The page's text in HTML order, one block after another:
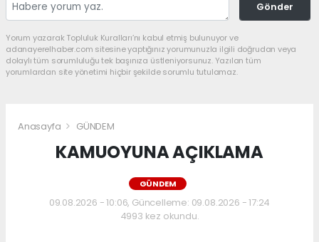
Gönder
Yorum yazarak Topluluk Kuralları’nı kabul etmiş bulunuyor ve
adanayerelhaber.com sitesine yaptığınız yorumunuzla ilgili doğrudan veya
dolaylı tüm sorumluluğu tek başınıza üstleniyorsunuz. Yazılan tüm
yorumlardan site yönetimi hiçbir şekilde sorumlu tutulamaz.
Anasayfa GÜNDEM
KAMUOYUNA AÇIKLAMA
GÜNDEM
09.08.2026 - 10:06, Güncelleme: 09.08.2026 - 17:24
4993 kez okundu.